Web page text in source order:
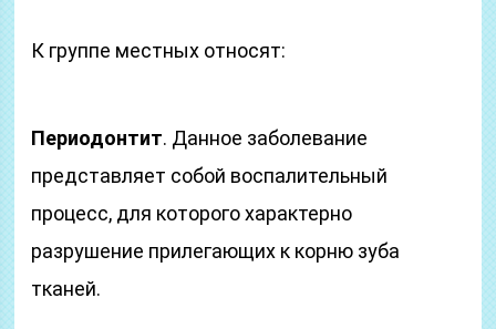
К группе местных относят:
Периодонтит. Данное заболевание
представляет собой воспалительный
процесс, для которого характерно
разрушение прилегающих к корню зуба
тканей.